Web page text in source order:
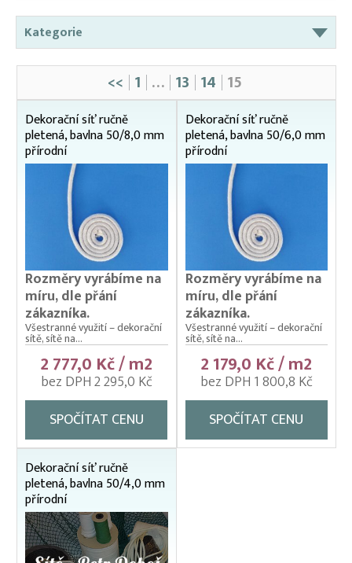
Kategorie
Dekorační sítě
Kontejnerové sítě (sítě na kontejnery a přívěsy)
Ochrana budov a střech
Ochranné sítě (krycí sítě) proti kormoránům, rackům
a volavkám
Ochranné sítě na bazény a jezírka
Ochranné sítě na plošné zakrytí skládek
Ochranné sítě na polystyren
Ochranné sítě na regály
Ochranné sítě na vertikální (svislou) instalaci
Ochranné sítě pro chov slepic a domácí drůbeže
Ochranné sítě proti holubům
Sítě na dětská pískoviště
Sítě na popínavé rostliny
Sítě na seno pro zvířata
<< 1 … 13 14 15
Dekorační síť ručně
pletená, bavlna 50/8,0 mm
přírodní
Rozměry vyrábíme na
míru, dle přání
zákazníka.
Všestranné využití – dekorační
sítě, sítě na...
2 777,0 Kč / m2
bez DPH 2 295,0 Kč
SPOČÍTAT CENU
Dekorační síť ručně
pletená, bavlna 50/6,0 mm
přírodní
Rozměry vyrábíme na
míru, dle přání
zákazníka.
Všestranné využití – dekorační
sítě, sítě na...
2 179,0 Kč / m2
bez DPH 1 800,8 Kč
SPOČÍTAT CENU
Dekorační síť ručně
pletená, bavlna 50/4,0 mm
přírodní